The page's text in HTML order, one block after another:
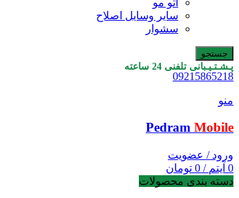
اتو مو
سایر وسایل اصلاح
سشوار
جستجو
پـشـتـیـبانی تلفنی 24 ساعته
09215865218
منو
Pedram Mobile
ورود / عضویت
0 آیتم /
0 تومان
دسته بندی محصولات